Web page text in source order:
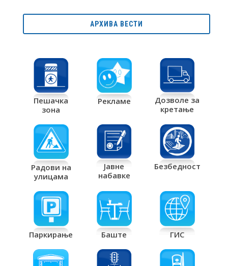
АРХИВА ВЕСТИ
Пешачка
зона
Рекламе
Дозволе за
кретање
Радови на
улицама
Јавне
набавке
Безбедност
Паркирање Баште ГИС